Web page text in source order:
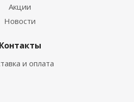
Акции
Новости
Контакты
и оплата